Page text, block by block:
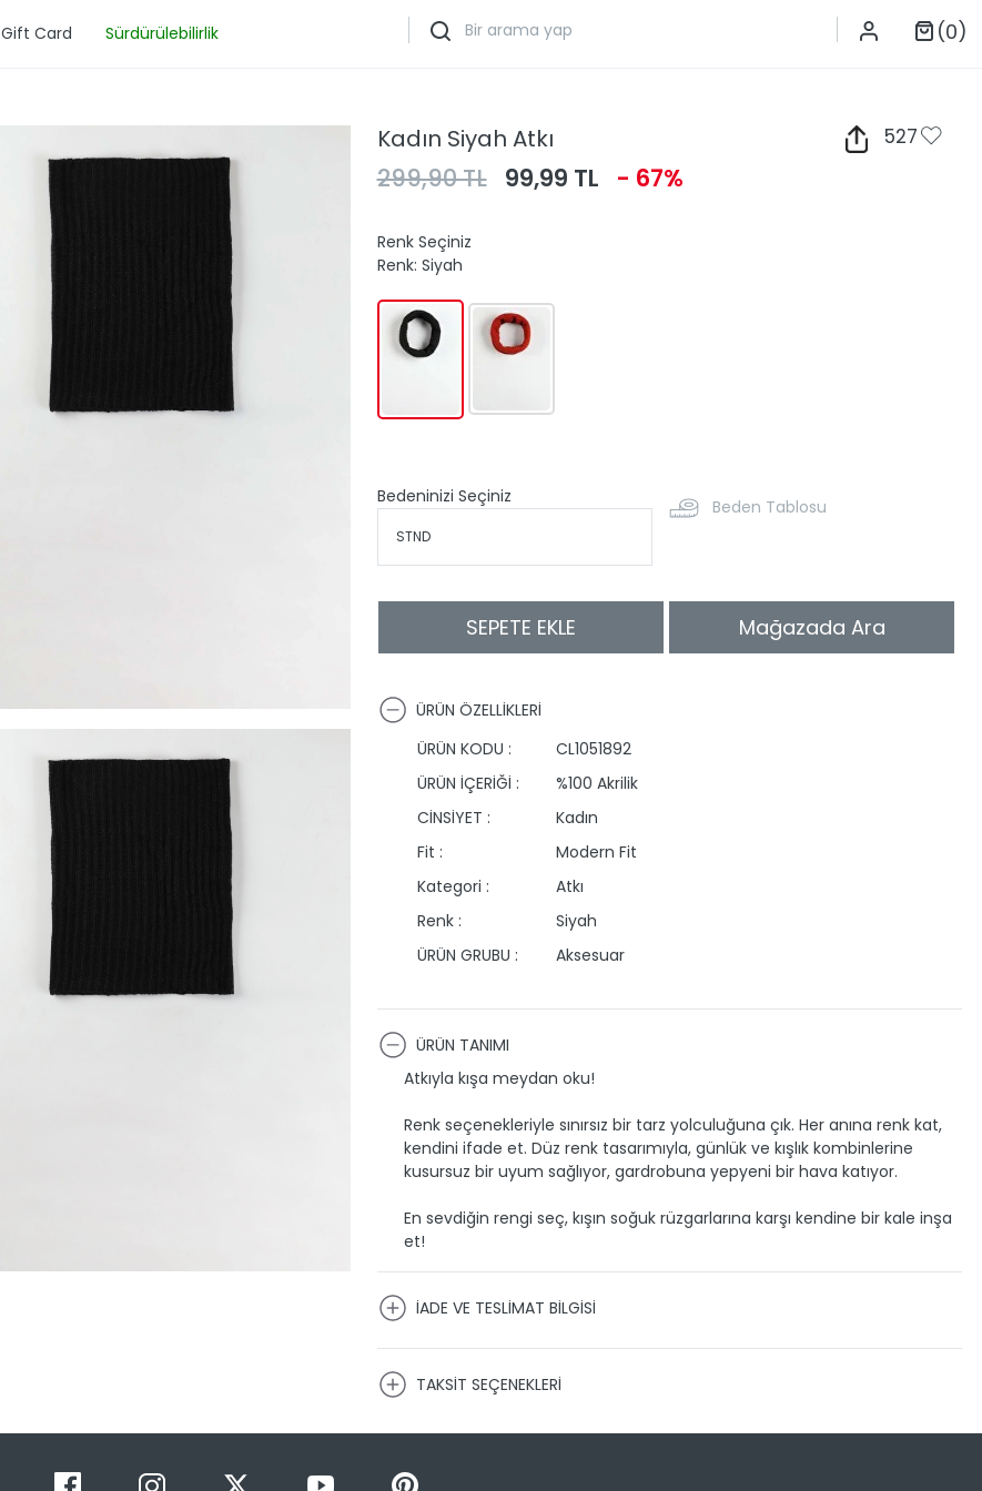
Gift Card Sürdürülebilirlik (0)
Kadın Siyah Atkı 527
299,90 TL 99,99 TL - 67%
Renk Seçiniz
Renk: Siyah
Bedeninizi Seçiniz Beden Tablosu
SEPETE EKLE Mağazada Ara
ÜRÜN ÖZELLİKLERİ
ÜRÜN KODU :
CL1051892
ÜRÜN İÇERİĞİ :
%100 Akrilik
CİNSİYET :
Kadın
Fit :
Modern Fit
Kategori :
Atkı
Renk :
Siyah
ÜRÜN GRUBU :
Aksesuar
ÜRÜN TANIMI
Atkıyla kışa meydan oku!
Renk seçenekleriyle sınırsız bir tarz yolculuğuna çık. Her anına renk kat,
kendini ifade et. Düz renk tasarımıyla, günlük ve kışlık kombinlerine
kusursuz bir uyum sağlıyor, gardrobuna yepyeni bir hava katıyor.
En sevdiğin rengi seç, kışın soğuk rüzgarlarına karşı kendine bir kale inşa
et!
İADE VE TESLİMAT BİLGİSİ
Ürünlerinizin gönderimini anlaşmalı olduğumuz PTT, HEPSİJET ve BOVO
kargoya teslim edilir.
Siparişimin kargo takibini nasıl yapabilirim?
TAKSİT SEÇENEKLERİ